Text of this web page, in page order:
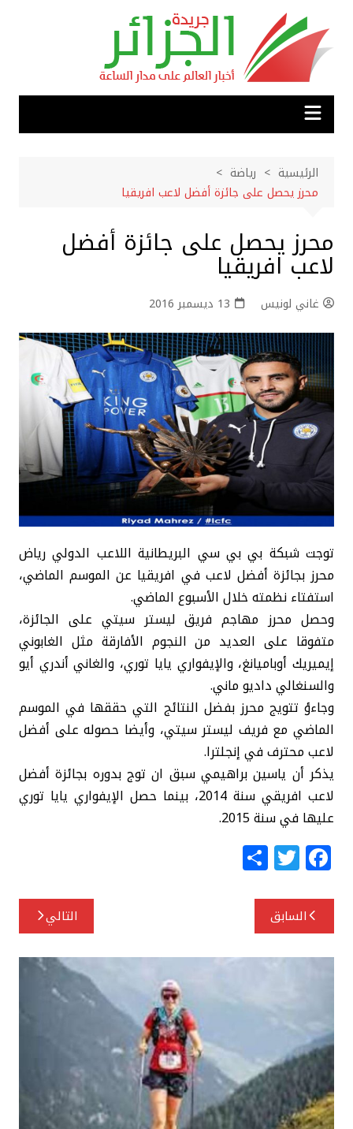
المحتوى
الرئيسية
رياضة
محرز يحصل على جائزة أفضل لاعب افريقيا
محرز يحصل على جائزة أفضل
لاعب افريقيا
غاني لونيس 13 ديسمبر 2016
توجت شبكة بي بي سي البريطانية اللاعب الدولي رياض
محرز بجائزة أفضل لاعب في افريقيا عن الموسم الماضي،
استفتاء نظمته خلال الأسبوع الماضي.
وحصل محرز مهاجم فريق ليستر سيتي على الجائزة،
متفوقا على العديد من النجوم الأفارقة مثل الغابوني
إيميريك أوباميانغ، والإيفواري يايا توري، والغاني أندري أيو
والسنغالي داديو ماني.
وجاءؤ تتويج محرز بفضل النتائج التي حققها في الموسم
الماضي مع فريف ليستر سيتي، وأيضا حصوله على أفضل
لاعب محترف في إنجلترا.
يذكر أن ياسين براهيمي سبق ان توج بدوره بجائزة أفضل
لاعب افريقي سنة 2014، بينما حصل الإيفواري يايا توري
عليها في سنة 2015.
F
a
c
e
b
o
k
T
w
itt
e
r
S
h
تصفّح
المقالات
السابق التالي